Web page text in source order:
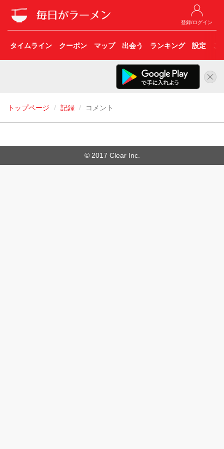
登録/ログイン
タイムライン クーポン マップ 出会う ランキング 設定 こ
トップページ 記録 コメント
© 2017 Clear Inc.